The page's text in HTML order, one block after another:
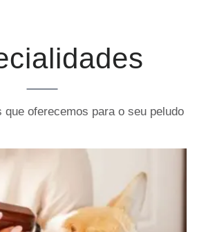
oferecemos para o seu peludo